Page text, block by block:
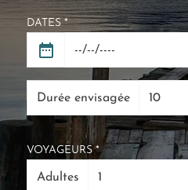
DATES *
Durée envisagée
VOYAGEURS *
Adultes